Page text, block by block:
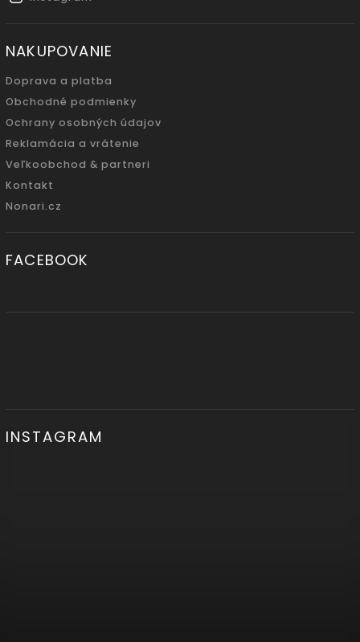
NAKUPOVANIE
Doprava a platba
Obchodné podmienky
Ochrany osobných údajov
Reklamácia a vrátenie
Veľkoobchod & partneri
Kontakt
Nonari.cz
FACEBOOK
INSTAGRAM